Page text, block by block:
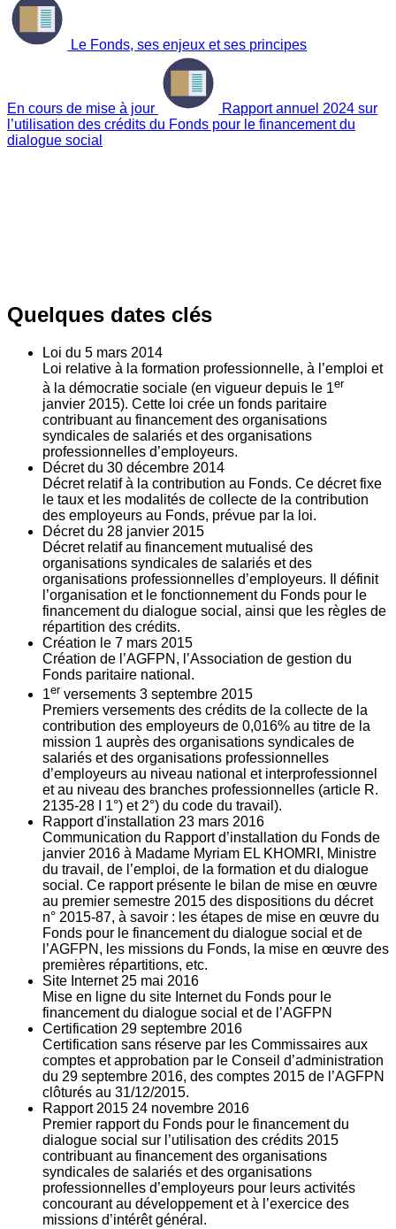
Le Fonds, ses enjeux et ses principes
En cours de mise à jour
Rapport annuel 2024 sur
l’utilisation des crédits du Fonds pour le financement du
dialogue social
Quelques dates clés
Loi du 5 mars 2014
Loi relative à la formation professionnelle, à l’emploi et
à la démocratie sociale (en vigueur depuis le 1er
janvier 2015). Cette loi crée un fonds paritaire
contribuant au financement des organisations
syndicales de salariés et des organisations
professionnelles d’employeurs.
Décret du 30 décembre 2014
Décret relatif à la contribution au Fonds. Ce décret fixe
le taux et les modalités de collecte de la contribution
des employeurs au Fonds, prévue par la loi.
Décret du 28 janvier 2015
Décret relatif au financement mutualisé des
organisations syndicales de salariés et des
organisations professionnelles d’employeurs. Il définit
l’organisation et le fonctionnement du Fonds pour le
financement du dialogue social, ainsi que les règles de
répartition des crédits.
Création le 7 mars 2015
Création de l’AGFPN, l’Association de gestion du
Fonds paritaire national.
1er versements 3 septembre 2015
Premiers versements des crédits de la collecte de la
contribution des employeurs de 0,016% au titre de la
mission 1 auprès des organisations syndicales de
salariés et des organisations professionnelles
d’employeurs au niveau national et interprofessionnel
et au niveau des branches professionnelles (article R.
2135‐28 I 1°) et 2°) du code du travail).
Rapport d'installation 23 mars 2016
Communication du Rapport d’installation du Fonds de
janvier 2016 à Madame Myriam EL KHOMRI, Ministre
du travail, de l’emploi, de la formation et du dialogue
social. Ce rapport présente le bilan de mise en œuvre
au premier semestre 2015 des dispositions du décret
n° 2015-87, à savoir : les étapes de mise en œuvre du
Fonds pour le financement du dialogue social et de
l’AGFPN, les missions du Fonds, la mise en œuvre des
premières répartitions, etc.
Site Internet 25 mai 2016
Mise en ligne du site Internet du Fonds pour le
financement du dialogue social et de l’AGFPN
Certification 29 septembre 2016
Certification sans réserve par les Commissaires aux
comptes et approbation par le Conseil d’administration
du 29 septembre 2016, des comptes 2015 de l’AGFPN
clôturés au 31/12/2015.
Rapport 2015 24 novembre 2016
Premier rapport du Fonds pour le financement du
dialogue social sur l’utilisation des crédits 2015
contribuant au financement des organisations
syndicales de salariés et des organisations
professionnelles d’employeurs pour leurs activités
concourant au développement et à l’exercice des
missions d’intérêt général.